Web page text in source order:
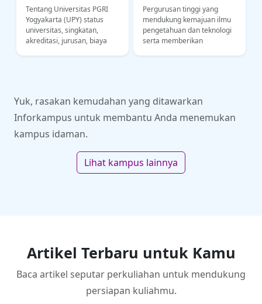
Tentang Universitas PGRI
Yogyakarta (UPY) status
universitas, singkatan,
akreditasi, jurusan, biaya
Pergurusan tinggi yang
mendukung kemajuan ilmu
pengetahuan dan teknologi
serta memberikan
Yuk, rasakan kemudahan yang ditawarkan
Inforkampus untuk membantu Anda menemukan
kampus idaman.
Lihat kampus lainnya
Artikel Terbaru untuk Kamu
Baca artikel seputar perkuliahan untuk mendukung
persiapan kuliahmu.